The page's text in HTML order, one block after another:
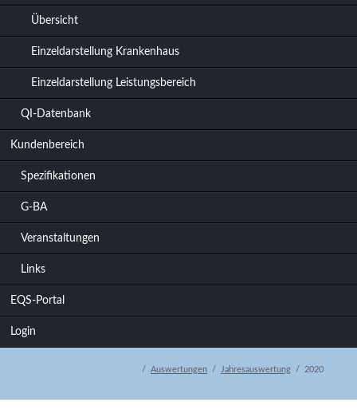
Übersicht
Einzeldarstellung Krankenhaus
Einzeldarstellung Leistungsbereich
QI-Datenbank
Kundenbereich
Spezifikationen
G-BA
Veranstaltungen
Links
EQS-Portal
Login
Auswertungen Jahresauswertung 2020